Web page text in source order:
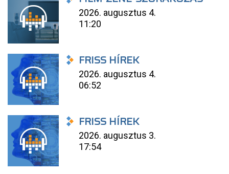
2026. augusztus 4.
11:20
FRISS HÍREK
2026. augusztus 4.
06:52
FRISS HÍREK
2026. augusztus 3.
17:54